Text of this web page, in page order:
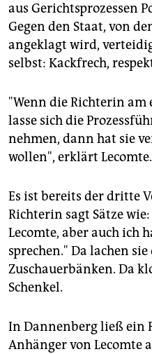
aus Gerichtsprozessen
Gegen den Staat, von
angeklagt wird,
selbst: Kackfrech,
"Wenn die Richterin am
lasse sich die
nehmen, dann hat sie
wollen", erklärt Lecomte.
Es ist bereits der dritte
Richterin sagt Sätze
Lecomte, aber auch ich
sprechen." Da lachen
Zuschauerbänken. Da
Schenkel.
In Dannenberg ließ ein
Anhänger von Lecomte